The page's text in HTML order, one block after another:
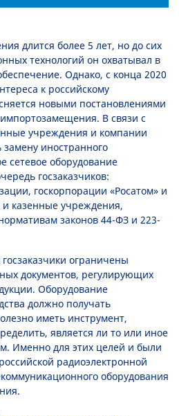
длится более 5 лет, но до сих
технологий он охватывал в
Однако, с конца 2020
к российскому
новыми постановлениями
В связи с
учреждения и компании
иностранного
сетевое оборудование
госзаказчиков:
госкорпорации «Росатом» и
казенные учреждения,
законов 44-ФЗ и 223-
ограничены
документов, регулирующих
Оборудование
должно получать
иметь инструмент,
является ли то или иное
Именно для этих целей и были
радиоэлектронной
оборудования